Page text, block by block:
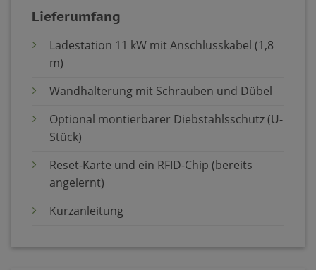
Lieferumfang
Ladestation 11 kW mit Anschlusskabel (1,8
m)
Wandhalterung mit Schrauben und Dübel
Optional montierbarer Diebstahlsschutz (U-
Stück)
Reset-Karte und ein RFID-Chip (bereits
angelernt)
Kurzanleitung